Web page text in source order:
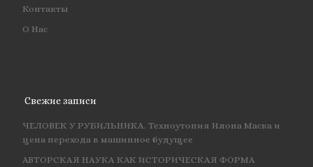
Контакты
О Нас
Свежие записи
ЧЕЛОВЕК У РУБИЛЬНИКА. Техноутопия Илона Маска и
цена перехода в машинное будущее
АВТОРСКАЯ НАУКА КАК ИСТОРИЧЕСКАЯ ФОРМА